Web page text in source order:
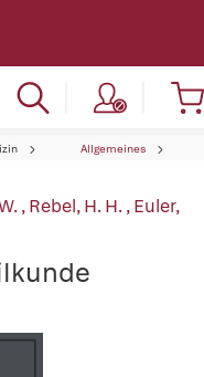
Allgemeines
,Rebel, H. H.,Euler,